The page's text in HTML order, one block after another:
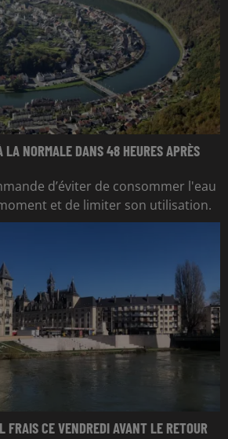
LA NORMALE DANS 48 HEURES APRÈS
d’éviter de consommer l'eau
et de limiter son utilisation.
FRAIS CE VENDREDI AVANT LE RETOUR